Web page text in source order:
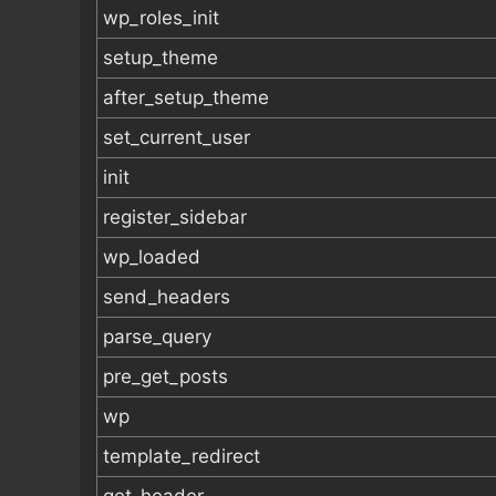
wp_roles_init
setup_theme
after_setup_theme
set_current_user
init
register_sidebar
wp_loaded
send_headers
parse_query
pre_get_posts
wp
template_redirect